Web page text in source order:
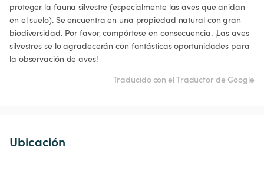
proteger la fauna silvestre (especialmente las aves que anidan
en el suelo). Se encuentra en una propiedad natural con gran
biodiversidad. Por favor, compórtese en consecuencia. ¡Las aves
silvestres se lo agradecerán con fantásticas oportunidades para
la observación de aves!
Traducido con el Traductor de Google
Ubicación